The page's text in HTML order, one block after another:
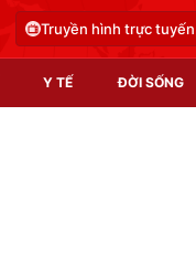
Truyền hình trực tuyến
Y TẾ ĐỜI SỐNG